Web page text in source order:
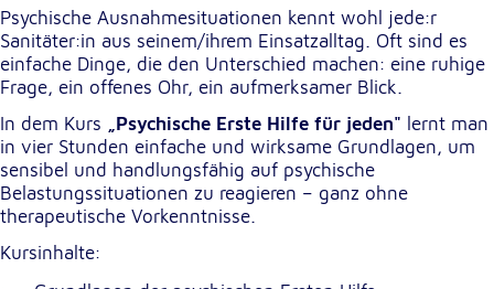
Psychische Ausnahmesituationen kennt wohl jede:r
Sanitäter:in aus seinem/ihrem Einsatzalltag. Oft sind es
einfache Dinge, die den Unterschied machen: eine ruhige
Frage, ein offenes Ohr, ein aufmerksamer Blick.
In dem Kurs „Psychische Erste Hilfe für jeden" lernt man
in vier Stunden einfache und wirksame Grundlagen, um
sensibel und handlungsfähig auf psychische
Belastungssituationen zu reagieren – ganz ohne
therapeutische Vorkenntnisse.
Kursinhalte:
Anbieter:
Google LLC
Zweck:
Erhebung von Statistiken zur Website-Nutzung
Cookie Laufzeit:
24 Stunden - 2 Jahre
Google Tag Manager